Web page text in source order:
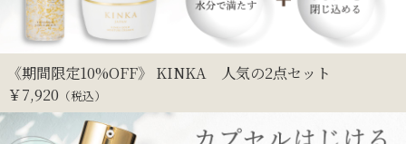
《期間限定10%OFF》 KINKA 人気の2点セット
￥7,920 （税込）